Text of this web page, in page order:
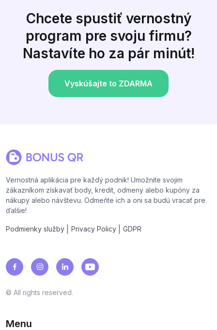
Chcete spustiť vernostný
program pre svoju firmu?
Nastavíte ho za pár minút!
Vyskúšajte to ZDARMA
Vernostná aplikácia pre každý podnik! Umožnite svojim
zákazníkom získavať body, kredit, odmeny alebo kupóny za
nákupy alebo návštevu. Odmeňte ich a oni sa budú vracať pre
ďalšie!
Podmienky služby Privacy Policy GDPR
© All rights reserved.
Menu